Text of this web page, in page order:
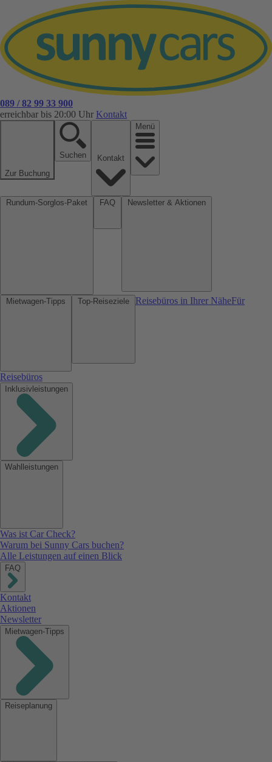
089 / 82 99 33 900
erreichbar bis 20:00 Uhr Kontakt
Zur Buchung
Suchen
Menü
Reisebüros in Ihrer NäheFür
Reisebüros
Inklusivleistungen
Wahlleistungen
Was ist Car Check?
Warum bei Sunny Cars buchen?
Alle Leistungen auf einen Blick
FAQ
Kontakt
Aktionen
Newsletter
Mietwagen-Tipps
Reiseplanung